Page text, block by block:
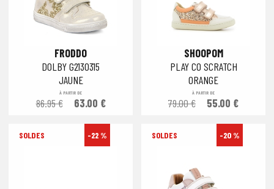
FRODDO
DOLBY G2130315
JAUNE
À PARTIR DE
86.95 € 63.00 €
SHOOPOM
PLAY CO SCRATCH
ORANGE
À PARTIR DE
79.00 € 55.00 €
-22 % -20 %